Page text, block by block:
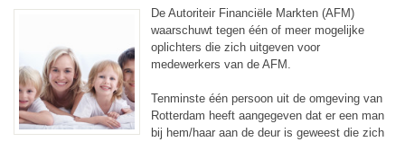
De Autoriteir Financiële Markten (AFM)
waarschuwt tegen één of meer mogelijke
oplichters die zich uitgeven voor
medewerkers van de AFM.
Tenminste één persoon uit de omgeving van
Rotterdam heeft aangegeven dat er een man
bij hem/haar aan de deur is geweest die zich